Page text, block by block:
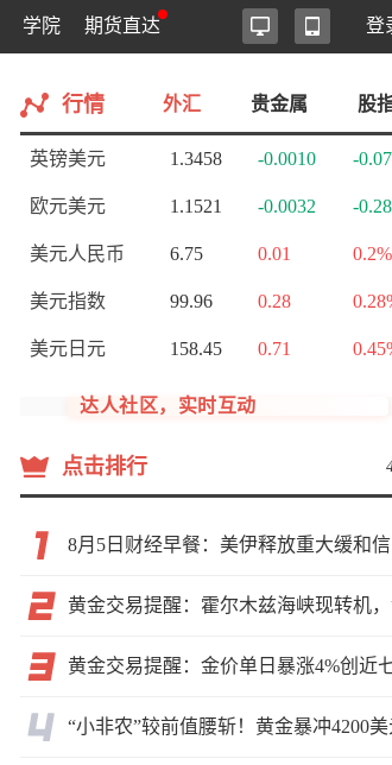
学院 期货直达 登
行情 外汇 贵金属 股
英镑美元 1.3458 -0.0010 -
欧元美元 1.1521 -0.0032 -
美元人民币 6.75 0.01 0.2%
美元指数 99.96 0.28
美元日元 158.45 0.71
达人社区，实时互动
点击排行
“小非农”较前值腰斩！黄金暴冲4200